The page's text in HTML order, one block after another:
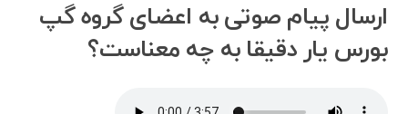
ارسال پیام صوتی به اعضای گروه گپ
بورس یار دقیقا به چه معناست؟